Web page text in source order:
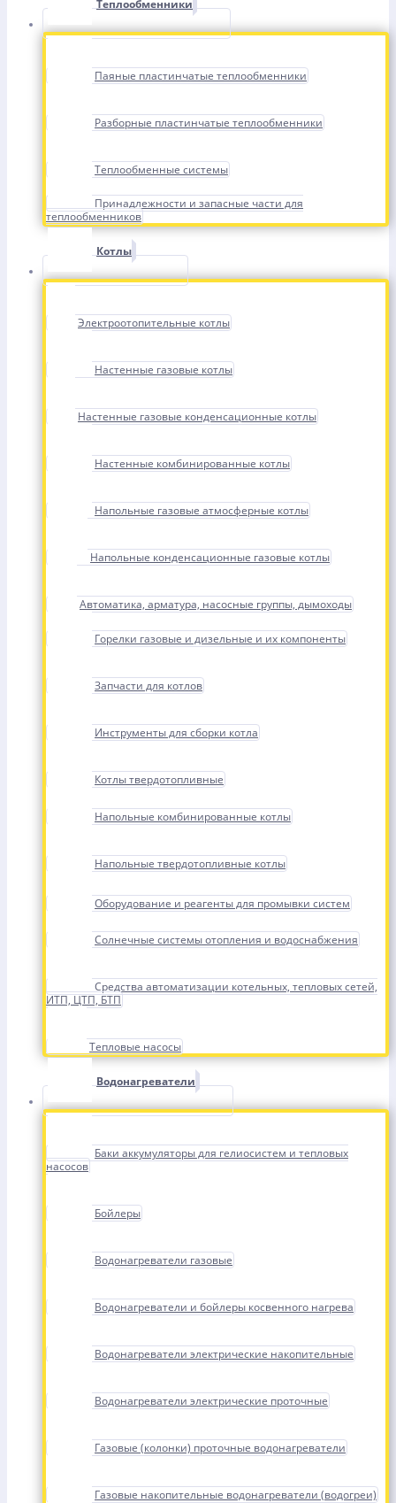
Теплообменники
Паяные пластинчатые теплообменники
Разборные пластинчатые теплообменники
Теплообменные системы
Принадлежности и запасные части для
теплообменников
Котлы
Электроотопительные котлы
Настенные газовые котлы
Настенные газовые конденсационные котлы
Настенные комбинированные котлы
Напольные газовые атмосферные котлы
Напольные конденсационные газовые котлы
Автоматика, арматура, насосные группы, дымоходы
Горелки газовые и дизельные и их компоненты
Запчасти для котлов
Инструменты для сборки котла
Котлы твердотопливные
Напольные комбинированные котлы
Напольные твердотопливные котлы
Оборудование и реагенты для промывки систем
Солнечные системы отопления и водоснабжения
Средства автоматизации котельных, тепловых сетей,
ИТП, ЦТП, БТП
Тепловые насосы
Водонагреватели
Баки аккумуляторы для гелиосистем и тепловых
насосов
Бойлеры
Водонагреватели газовые
Водонагреватели и бойлеры косвенного нагрева
Водонагреватели электрические накопительные
Водонагреватели электрические проточные
Газовые (колонки) проточные водонагреватели
Газовые накопительные водонагреватели (водогреи)